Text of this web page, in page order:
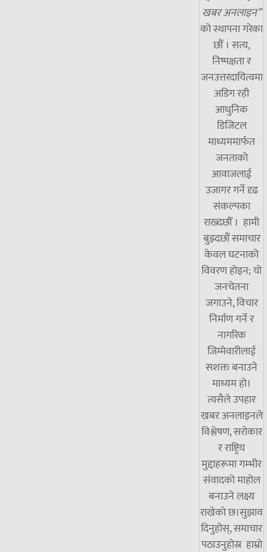
खबर अनलाइन”
को स्थापना गरेका
छौं । सत्य,
निष्पक्षता र
जनउत्तरदायित्वमा
अडिग रही
आधुनिक
डिजिटल
माध्यममार्फत
जनताको
आवाजलाई
उजागर गर्ने दृढ
संकल्पका
राख्दछौँ । हामी
बुझ्दछौं समाचार
केवल घटनाको
विवरण होइन; यो
जनचेतना
जगाउने, विचार
निर्माण गर्ने र
नागरिक
जिम्मेवारीलाई
सशक्त बनाउने
माध्यम हो।
त्यसैले उपहार
खबर अनलाइनले
विश्लेषण, सरोकार
र राष्ट्रिय
मुद्दाहरूमा गम्भीर
संवादको माहोल
बनाउने लक्ष्य
राखेको छ।सुझाव
दिनुहोस्, समाचार
पठाउनुहोस्र हाम्रो